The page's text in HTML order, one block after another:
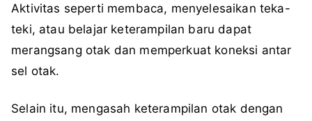
Aktivitas seperti membaca, menyelesaikan teka-
teki, atau belajar keterampilan baru dapat
merangsang otak dan memperkuat koneksi antar
sel otak.
Selain itu, mengasah keterampilan otak dengan